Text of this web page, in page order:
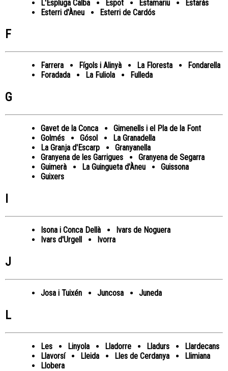
L'Espluga Calba Espot Estamariu
Estaràs
Esterri d'Àneu
Esterri de Cardós
F
Farrera Fígols i Alinyà La Floresta
Fondarella
Foradada
La Fuliola Fulleda
G
Gavet de la Conca
Gimenells i el Pla de la Font
Golmés
Gósol
La Granadella
La Granja d'Escarp
Granyanella
Granyena de les Garrigues
Granyena de Segarra
Guimerà
La Guingueta d'Àneu
Guissona
Guixers
Isona i Conca Dellà
Ivars de Noguera
Ivars d'Urgell
Ivorra
J
Josa i Tuixén Juncosa Juneda
L
Les Linyola Lladorre Lladurs
Llardecans
Llavorsí
Lleida Lles de Cerdanya
Llimiana
Llobera